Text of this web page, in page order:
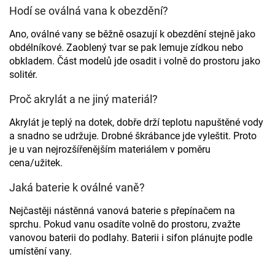
d
a
c
í
p
r
y
ý
p
i
Hodí se oválná vana k obezdění?
Ano, oválné vany se běžně osazují k obezdění stejně jako
obdélníkové. Zaoblený tvar se pak lemuje zídkou nebo
obkladem. Část modelů jde osadit i volně do prostoru jako
solitér.
Proč akrylát a ne jiný materiál?
Akrylát je teplý na dotek, dobře drží teplotu napuštěné vody
a snadno se udržuje. Drobné škrábance jde vyleštit. Proto
je u van nejrozšířenějším materiálem v poměru
cena/užitek.
Jaká baterie k oválné vaně?
Nejčastěji nástěnná vanová baterie s přepínačem na
sprchu. Pokud vanu osadíte volně do prostoru, zvažte
vanovou baterii do podlahy. Baterii i sifon plánujte podle
umístění vany.